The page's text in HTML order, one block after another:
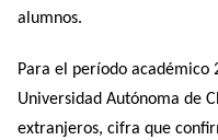
alumnos.
Para el período académico
Universidad Autónoma de
extranjeros, cifra que